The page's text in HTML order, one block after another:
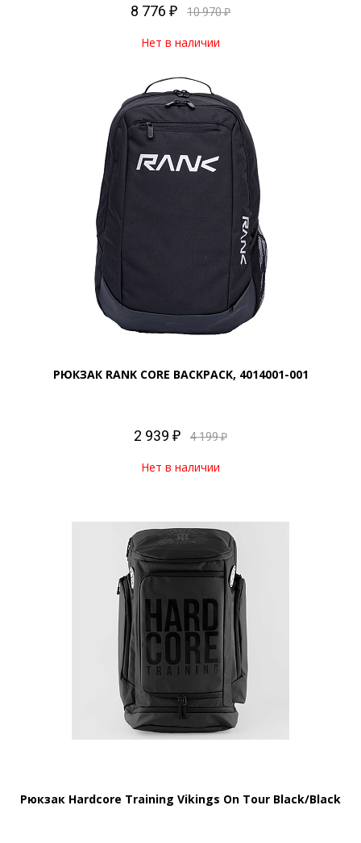
8 776 ₽ 10 970 ₽
Нет в наличии
РЮКЗАК RANK CORE BACKPACK, 4014001-001
2 939 ₽ 4 199 ₽
Нет в наличии
Рюкзак Hardcore Training Vikings On Tour Black/Black